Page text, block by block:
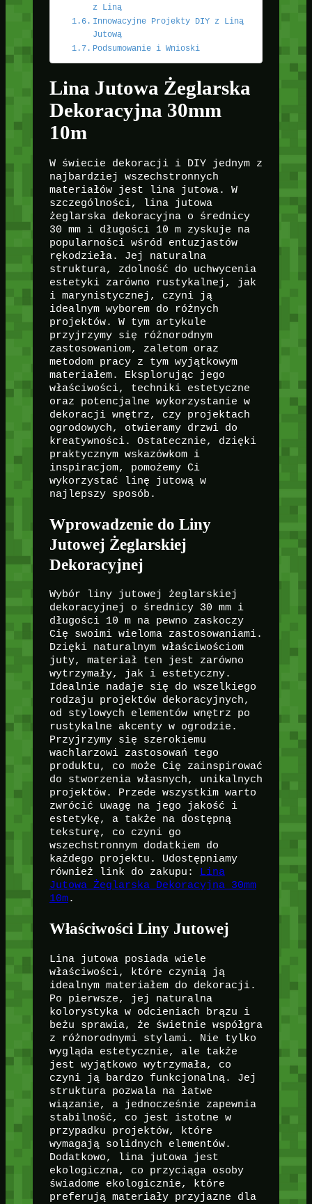
z Liną
Innowacyjne Projekty DIY z Liną
Jutową
Podsumowanie i Wnioski
Lina Jutowa Żeglarska
Dekoracyjna 30mm
10m
W świecie dekoracji i DIY jednym z
najbardziej wszechstronnych
materiałów jest lina jutowa. W
szczególności, lina jutowa
żeglarska dekoracyjna o średnicy
30 mm i długości 10 m zyskuje na
popularności wśród entuzjastów
rękodzieła. Jej naturalna
struktura, zdolność do uchwycenia
estetyki zarówno rustykalnej, jak
i marynistycznej, czyni ją
idealnym wyborem do różnych
projektów. W tym artykule
przyjrzymy się różnorodnym
zastosowaniom, zaletom oraz
metodom pracy z tym wyjątkowym
materiałem. Eksplorując jego
właściwości, techniki estetyczne
oraz potencjalne wykorzystanie w
dekoracji wnętrz, czy projektach
ogrodowych, otwieramy drzwi do
kreatywności. Ostatecznie, dzięki
praktycznym wskazówkom i
inspiracjom, pomożemy Ci
wykorzystać linę jutową w
najlepszy sposób.
Wprowadzenie do Liny
Jutowej Żeglarskiej
Dekoracyjnej
Wybór liny jutowej żeglarskiej
dekoracyjnej o średnicy 30 mm i
długości 10 m na pewno zaskoczy
Cię swoimi wieloma zastosowaniami.
Dzięki naturalnym właściwościom
juty, materiał ten jest zarówno
wytrzymały, jak i estetyczny.
Idealnie nadaje się do wszelkiego
rodzaju projektów dekoracyjnych,
od stylowych elementów wnętrz po
rustykalne akcenty w ogrodzie.
Przyjrzymy się szerokiemu
wachlarzowi zastosowań tego
produktu, co może Cię zainspirować
do stworzenia własnych, unikalnych
projektów. Przede wszystkim warto
zwrócić uwagę na jego jakość i
estetykę, a także na dostępną
teksturę, co czyni go
wszechstronnym dodatkiem do
każdego projektu. Udostępniamy
również link do zakupu:
Lina
Jutowa Żeglarska Dekoracyjna 30mm
10m.
Właściwości Liny Jutowej
Lina jutowa posiada wiele
właściwości, które czynią ją
idealnym materiałem do dekoracji.
Po pierwsze, jej naturalna
kolorystyka w odcieniach brązu i
beżu sprawia, że świetnie współgra
z różnorodnymi stylami. Nie tylko
wygląda estetycznie, ale także
jest wyjątkowo wytrzymała, co
czyni ją bardzo funkcjonalną. Jej
struktura pozwala na łatwe
wiązanie, a jednocześnie zapewnia
stabilność, co jest istotne w
przypadku projektów, które
wymagają solidnych elementów.
Dodatkowo, lina jutowa jest
ekologiczna, co przyciąga osoby
świadome ekologicznie, które
preferują materiały przyjazne dla